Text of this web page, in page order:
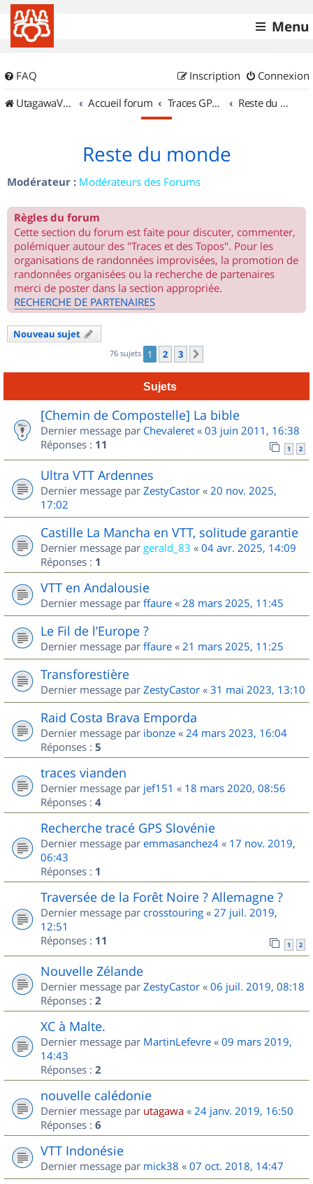
Menu
FAQ Connexion
Inscription
UtagawaVTT (Randos VTT et VTTAE avec traces GPS)
Accueil forum Traces GPS de randos VTT Reste du monde
Reste du monde
Modérateur : Modérateurs des Forums
Règles du forum
Cette section du forum est faite pour discuter, commenter,
polémiquer autour des "Traces et des Topos". Pour les
organisations de randonnées improvisées, la promotion de
randonnées organisées ou la recherche de partenaires
merci de poster dans la section appropriée.
RECHERCHE DE PARTENAIRES
Nouveau sujet
76 sujets 1 2 3
Sujets
[Chemin de Compostelle] La bible
Dernier message par Chevaleret « 03 juin 2011, 16:38
Réponses : 11 1 2
Ultra VTT Ardennes
Dernier message par ZestyCastor « 20 nov. 2025,
17:02
Castille La Mancha en VTT, solitude garantie
Dernier message par gerald_83 « 04 avr. 2025, 14:09
Réponses : 1
VTT en Andalousie
Dernier message par ffaure « 28 mars 2025, 11:45
Le Fil de l’Europe ?
Dernier message par ffaure « 21 mars 2025, 11:25
Transforestière
Dernier message par ZestyCastor « 31 mai 2023, 13:10
Raid Costa Brava Emporda
Dernier message par ibonze « 24 mars 2023, 16:04
Réponses : 5
traces vianden
Dernier message par jef151 « 18 mars 2020, 08:56
Réponses : 4
Recherche tracé GPS Slovénie
Dernier message par emmasanchez4 « 17 nov. 2019,
06:43
Réponses : 1
Traversée de la Forêt Noire ? Allemagne ?
Dernier message par crosstouring « 27 juil. 2019,
12:51
Réponses : 11 1 2
Nouvelle Zélande
Dernier message par ZestyCastor « 06 juil. 2019, 08:18
Réponses : 2
XC à Malte.
Dernier message par MartinLefevre « 09 mars 2019,
14:43
Réponses : 2
nouvelle calédonie
Dernier message par utagawa « 24 janv. 2019, 16:50
Réponses : 6
VTT Indonésie
Dernier message par mick38 « 07 oct. 2018, 14:47